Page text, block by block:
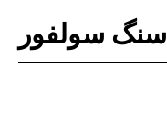
سنگ سولفور